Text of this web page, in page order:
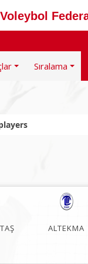
Sıralama
ALTEKMA